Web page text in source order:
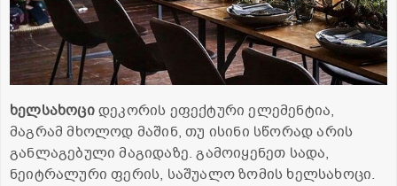
ხელსახოციდეკორის ეფექტური ელემენტია,
მაგრამ მხოლოდ მაშინ, თუ ისინი სწორად არის
განლაგებული მაგიდაზე. გამოიყენეთ სადა,
ნეიტრალური ფერის, საშუალო ზომის ხელსახოცი.